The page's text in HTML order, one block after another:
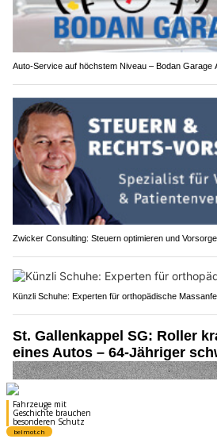
Auto-Service auf höchstem Niveau – Bodan Garage
Zwicker Consulting: Steuern optimieren und
Künzli Schuhe: Experten für orthopädische
St. Gallenkappel SG: Roller
eines Autos – 64-Jähriger